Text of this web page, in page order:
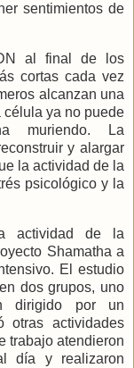
sentimientos de
al final de los
cortas cada vez
alcanzan una
célula ya no puede
muriendo. La
y alargar
la actividad de la
psicológico y la
actividad de la
Shamatha a
El estudio
dos grupos, uno
dirigido por un
otras actividades
trabajo atendieron
día y realizaron